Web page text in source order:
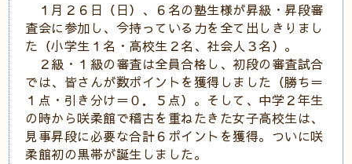
１月２６日（日）、６名の塾生様が昇級・昇段審
査会に参加し、今持っている力を全て出しきりまし
た（小学生１名・高校生２名、社会人３名）。
２級・１級の審査は全員合格し、初段の審査試合
では、皆さんが数ポイントを獲得しました（勝ち＝
１点・引き分け＝０．５点）。そして、中学２年生
の時から咲柔館で稽古を重ねたきた女子高校生は、
見事昇段に必要な合計６ポイントを獲得。ついに咲
柔館初の黒帯が誕生しました。